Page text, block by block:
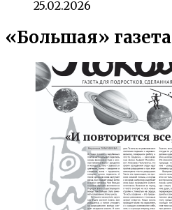
25.02.2026
«Большая» газета